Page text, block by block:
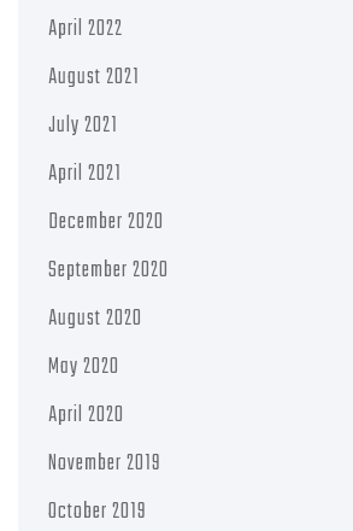
April 2022
August 2021
July 2021
April 2021
December 2020
September 2020
August 2020
May 2020
April 2020
November 2019
October 2019